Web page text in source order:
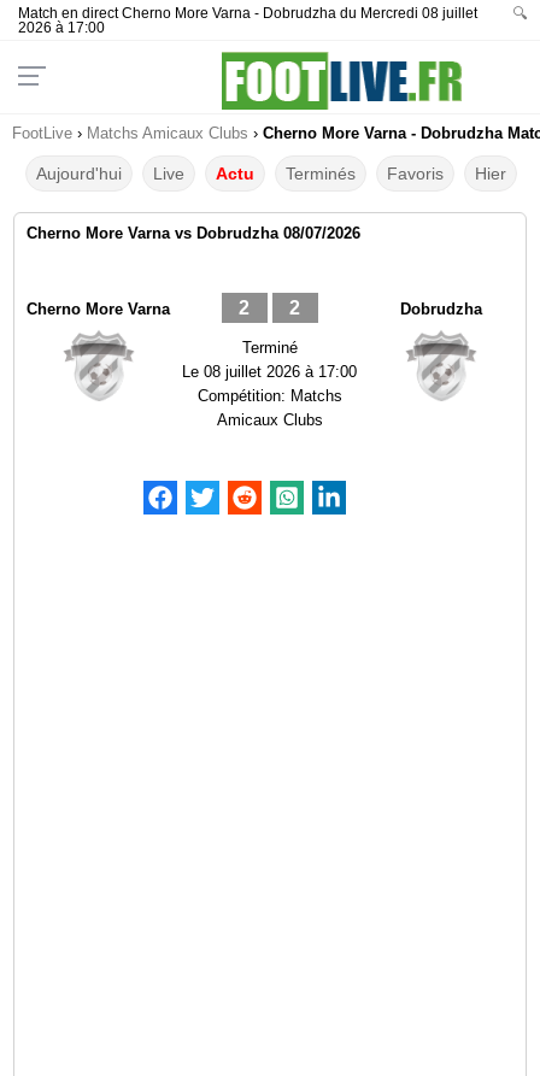
Match en direct Cherno More Varna - Dobrudzha du Mercredi 08 juillet
2026 à 17:00
🔍
FootLive › Matchs Amicaux Clubs › Cherno More Varna - Dobrudzha
Aujourd'hui Live Actu Terminés Favoris Hier
Cherno More Varna vs Dobrudzha 08/07/2026
Cherno More Varna 2 2
Terminé
Le08 juillet 2026 à 17:00
Compétition: Matchs
Amicaux Clubs
Dobrudzha